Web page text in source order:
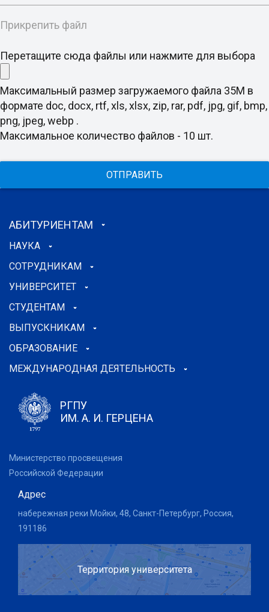
Прикрепить файл
Перетащите сюда файлы или нажмите для выбора
Максимальный размер загружаемого файла 35M в
формате doc, docx, rtf, xls, xlsx, zip, rar, pdf, jpg, gif, bmp,
png, jpeg, webp .
Максимальное количество файлов - 10 шт.
ОТПРАВИТЬ
АБИТУРИЕНТАМ
НАУКА
СОТРУДНИКАМ
УНИВЕРСИТЕТ
СТУДЕНТАМ
ВЫПУСКНИКАМ
ОБРАЗОВАНИЕ
МЕЖДУНАРОДНАЯ ДЕЯТЕЛЬНОСТЬ
РГПУ
ИМ. А. И. ГЕРЦЕНА
Министерство просвещения
Российской Федерации
Адрес
набережная реки Мойки, 48, Санкт-Петербург, Россия,
191186
Территория университета